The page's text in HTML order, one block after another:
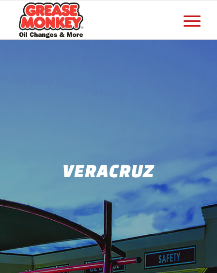
VERACRUZ